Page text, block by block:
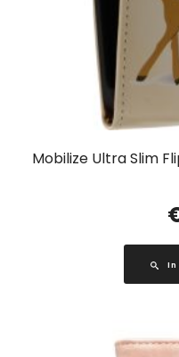
Mobilize Ultra Slim
In